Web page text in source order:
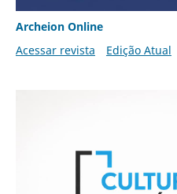
Archeion Online
Acessar revista
Edição Atual